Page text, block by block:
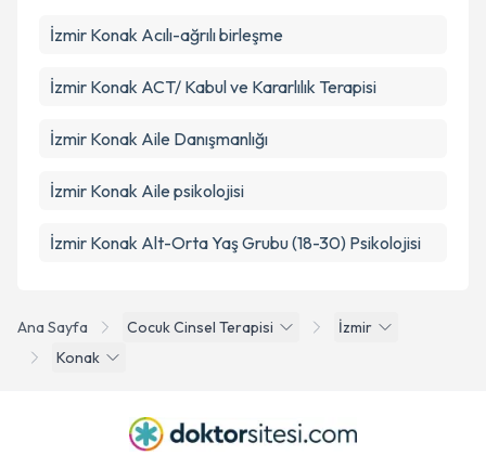
Ana Sayfa Cocuk Cinsel Terapisi
İzmir
Konak
İzmir Konak Acılı-ağrılı birleşme
İzmir Konak ACT/ Kabul ve Kararlılık Terapisi
İzmir Konak Aile Danışmanlığı
İzmir Konak Aile psikolojisi
İzmir Konak Alt-Orta Yaş Grubu (18-30) Psikolojisi